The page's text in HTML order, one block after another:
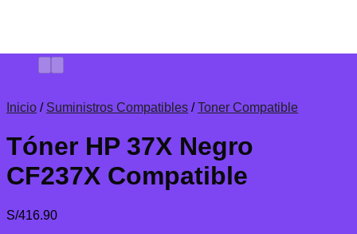
Inicio / Suministros Compatibles / Toner Compatible
Tóner HP 37X Negro
CF237X Compatible
S/416.90